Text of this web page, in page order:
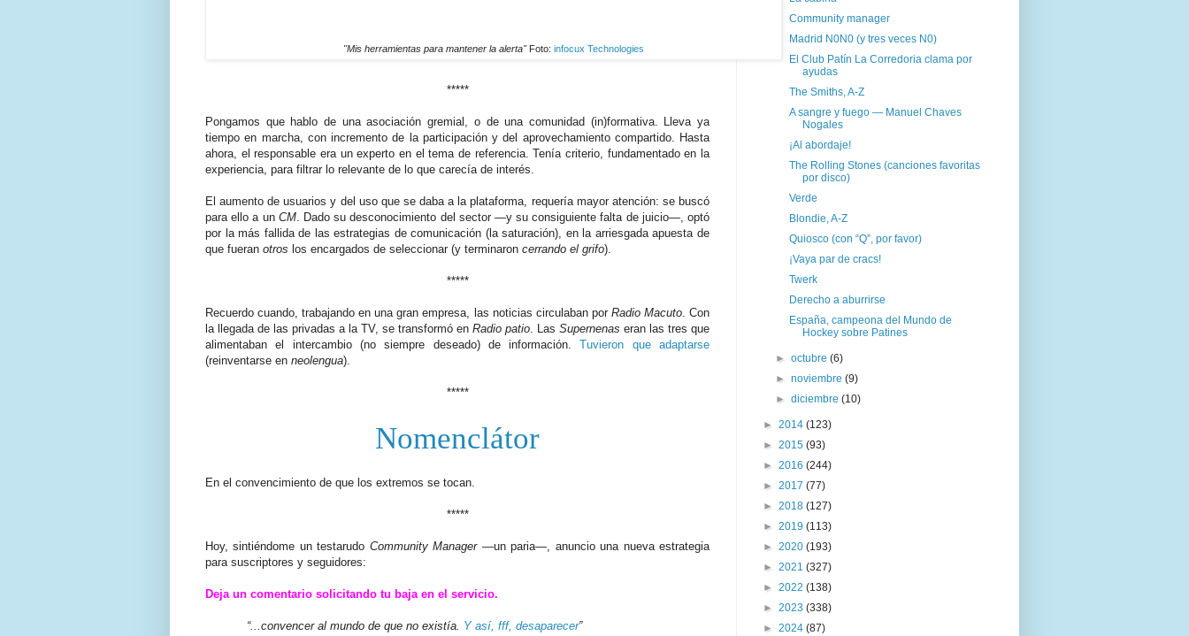
"Mis herramientas para mantener la alerta"Foto: infocux Technologies
*****
Pongamos que hablo de una asociación gremial, o de una comunidad (in)formativa. Lleva ya
tiempo en marcha, con incremento de la participación y del aprovechamiento compartido. Hasta
ahora, el responsable era un experto en el tema de referencia. Tenía criterio, fundamentado en la
experiencia, para filtrar lo relevante de lo que carecía de interés.
El aumento de usuarios y del uso que se daba a la plataforma, requería mayor atención: se buscó
para ello a un CM. Dado su desconocimiento del sector —y su consiguiente falta de juicio—, optó
por la más fallida de las estrategias de comunicación (la saturación), en la arriesgada apuesta de
que fueran otros los encargados de seleccionar (y terminaron cerrando el grifo).
*****
Recuerdo cuando, trabajando en una gran empresa, las noticias circulaban por Radio Macuto. Con
la llegada de las privadas a la TV, se transformó en Radio patio . Las Supernenas eran las tres que
alimentaban el intercambio (no siempre deseado) de información.Tuvieron que adaptarse
(reinventarse en neolengua).
*****
Nomenclátor
En el convencimiento de que los extremos se tocan.
*****
Hoy, sintiéndome un testarudo Community Manager—un paria—, anuncio una nueva estrategia
para suscriptores y seguidores:
Deja un comentario solicitando tu baja en el servicio.
“...convencer al mundo de que no existía. Y así, fff, desaparecer”
Community manager
Madrid N0N0 (y tres veces N0)
El Club Patín La Corredoria clama por
ayudas
The Smiths, A-Z
A sangre y fuego — Manuel Chaves
Nogales
¡Al abordaje!
The Rolling Stones (canciones favoritas
por disco)
Verde
Blondie, A-Z
Quiosco (con “Q”, por favor)
¡Vaya par de cracs!
Twerk
Derecho a aburrirse
España, campeona del Mundo de
Hockey sobre Patines
►octubre(6)
►noviembre(9)
►diciembre(10)
► 2014 (123)
► 2015 (93)
► 2016 (244)
► 2017 (77)
► 2018 (127)
► 2019 (113)
► 2020 (193)
► 2021 (327)
► 2022 (138)
► 2023 (338)
► 2024 (87)